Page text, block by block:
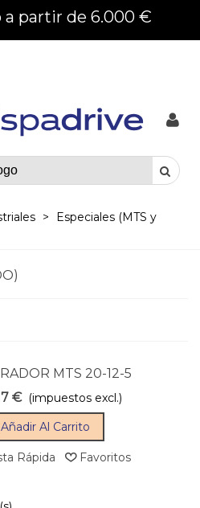
partir de 6.000 €
>
Especiales (MTS y
MTS 20-12-5
€ (impuestos excl.)
Añadir Al Carrito
Rápida Favoritos